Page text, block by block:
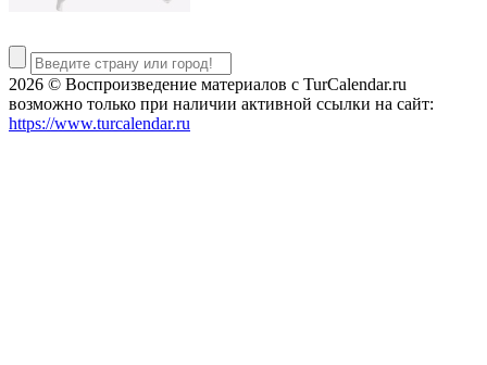
2026 © Воспроизведение материалов c TurCalendar.ru
возможно только при наличии активной ссылки на сайт:
https://www.turcalendar.ru